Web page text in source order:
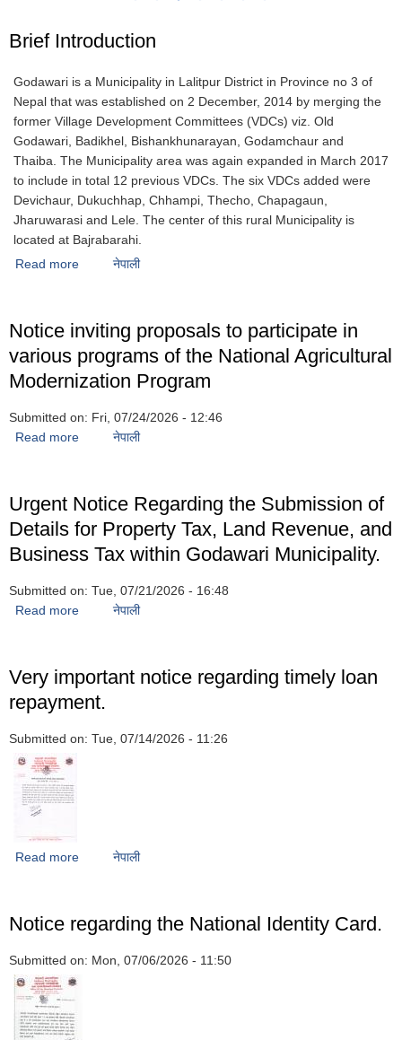
Brief Introduction
Godawari is a Municipality in Lalitpur District in Province no 3 of
Nepal that was established on 2 December, 2014 by merging the
former Village Development Committees (VDCs) viz. Old
Godawari, Badikhel, Bishankhunarayan, Godamchaur and
Thaiba. The Municipality area was again expanded in March 2017
to include in total 12 previous VDCs. The six VDCs added were
Devichaur, Dukuchhap, Chhampi, Thecho, Chapagaun,
Jharuwarasi and Lele. The center of this rural Municipality is
located at Bajrabarahi.
Read more about Brief Introduction
नेपाली
Notice inviting proposals to participate in
various programs of the National Agricultural
Modernization Program
Submitted on: Fri, 07/24/2026 - 12:46
Read more about Notice inviting proposals to participate in various
नेपाली
Urgent Notice Regarding the Submission of
Details for Property Tax, Land Revenue, and
Business Tax within Godawari Municipality.
Submitted on: Tue, 07/21/2026 - 16:48
Read more about Urgent Notice Regarding the Submission of
नेपाली
Very important notice regarding timely loan
repayment.
Submitted on: Tue, 07/14/2026 - 11:26
Read more about Very important notice regarding timely loan
नेपाली
Notice regarding the National Identity Card.
Submitted on: Mon, 07/06/2026 - 11:50